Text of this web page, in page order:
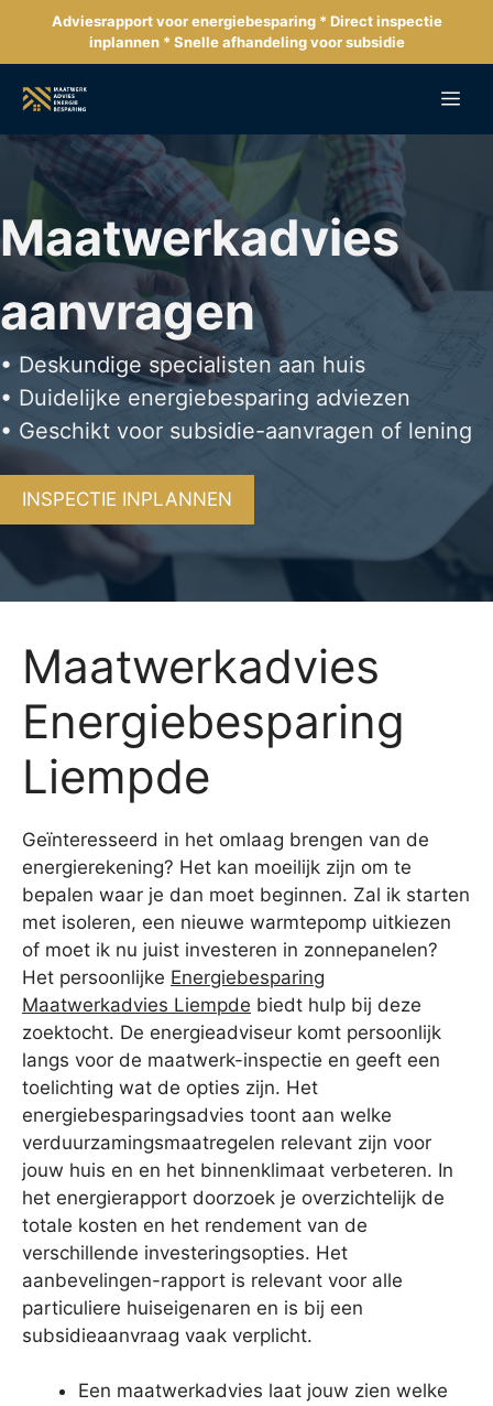
de
inhoud
Adviesrapport voor energiebesparing * Direct inspectie
inplannen * Snelle afhandeling voor subsidie
Maatwerkadvies
aanvragen
• Deskundige specialisten aan huis
• Duidelijke energiebesparing adviezen
• Geschikt voor subsidie-aanvragen of lening
INSPECTIE INPLANNEN
Maatwerkadvies
Energiebesparing
Liempde
Geïnteresseerd in het omlaag brengen van de
energierekening? Het kan moeilijk zijn om te
bepalen waar je dan moet beginnen. Zal ik starten
met isoleren, een nieuwe warmtepomp uitkiezen
of moet ik nu juist investeren in zonnepanelen?
Het persoonlijke Energiebesparing
Maatwerkadvies Liempde biedt hulp bij deze
zoektocht. De energieadviseur komt persoonlijk
langs voor de maatwerk-inspectie en geeft een
toelichting wat de opties zijn. Het
energiebesparingsadvies toont aan welke
verduurzamingsmaatregelen relevant zijn voor
jouw huis en en het binnenklimaat verbeteren. In
het energierapport doorzoek je overzichtelijk de
totale kosten en het rendement van de
verschillende investeringsopties. Het
aanbevelingen-rapport is relevant voor alle
particuliere huiseigenaren en is bij een
subsidieaanvraag vaak verplicht.
Een maatwerkadvies laat jouw zien welke